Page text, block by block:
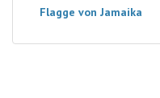
Flagge von Jamaika